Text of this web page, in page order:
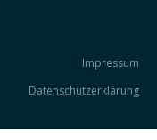
Impressum
Datenschutzerklärung